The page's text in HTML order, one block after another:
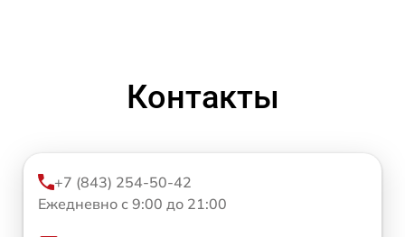
Контакты
+7 (843) 254-50-42
Ежедневно с 9:00 до 21:00